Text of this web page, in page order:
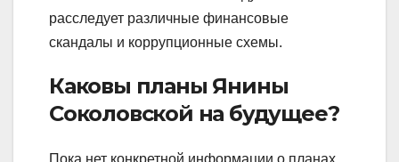
расследует различные финансовые
скандалы и коррупционные схемы.
Каковы планы Янины
Соколовской на будущее?